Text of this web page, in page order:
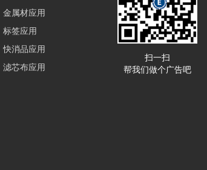
金属材应用
标签应用
快消品应用
滤芯布应用
扫一扫
帮我们做个广告吧